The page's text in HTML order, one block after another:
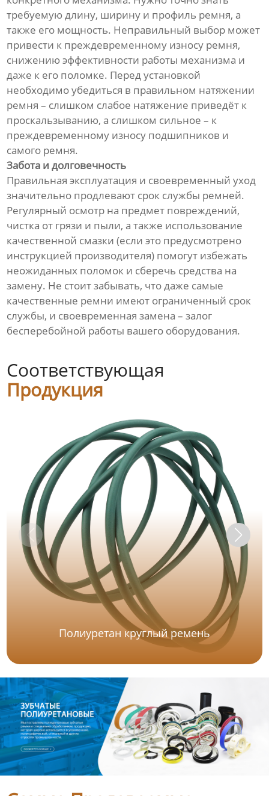
требуемую длину, ширину и профиль ремня, а
также его мощность. Неправильный выбор может
привести к преждевременному износу ремня,
снижению эффективности работы механизма и
даже к его поломке. Перед установкой
необходимо убедиться в правильном натяжении
ремня – слишком слабое натяжение приведёт к
проскальзыванию, а слишком сильное – к
преждевременному износу подшипников и
самого ремня.
Забота и долговечность
Правильная эксплуатация и своевременный уход
значительно продлевают срок службы ремней.
Регулярный осмотр на предмет повреждений,
чистка от грязи и пыли, а также использование
качественной смазки (если это предусмотрено
инструкцией производителя) помогут избежать
неожиданных поломок и сберечь средства на
замену. Не стоит забывать, что даже самые
качественные ремни имеют ограниченный срок
службы, и своевременная замена – залог
бесперебойной работы вашего оборудования.
Соответствующая
Продукция
Полиуретан круглый ремень